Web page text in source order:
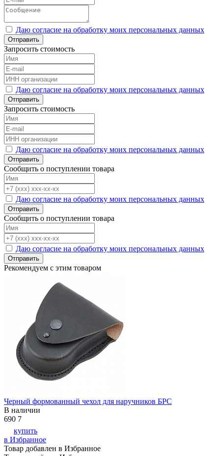
Даю согласие на обработку моих персональных данных
Отправить
Запросить стоимость
Даю согласие на обработку моих персональных данных
Отправить
Запросить стоимость
Даю согласие на обработку моих персональных данных
Отправить
Сообщить о поступлении товара
Даю согласие на обработку моих персональных данных
Отправить
Сообщить о поступлении товара
Даю согласие на обработку моих персональных данных
Отправить
Рекомендуем с этим товаром
Черный формованный чехол для наручников БРС
В наличии
690 7
купить
в Избранное
Товар добавлен в Избранное